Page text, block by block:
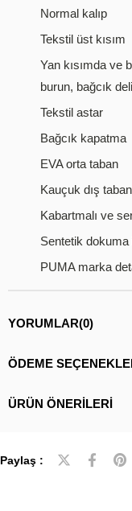
Normal kalıp
Tekstil üst kısım
Yan kısımda ve
burun, bağcık
Tekstil astar
Bağcık kapatma
EVA orta taban
Kauçuk dış taban
Kabartmalı ve
Sentetik dokuma
PUMA marka
YORUMLAR(0)
ÖDEME
ÜRÜN ÖNERILERI
Paylaş :